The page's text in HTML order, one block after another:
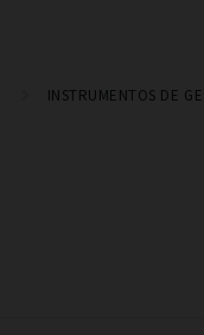
INSTRUMENTOS DE